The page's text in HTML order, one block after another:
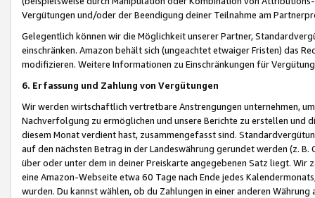
Vergütungen und/oder der Beendigung deiner Teilnahme am
Gelegentlich können wir die Möglichkeit unserer Partner,
einschränken. Amazon behält sich (ungeachtet etwaiger Fristen) das
modifizieren. Weitere Informationen zu Einschränkungen für
6. Erfassung und Zahlung von Vergütungen
Wir werden wirtschaftlich vertretbare Anstrengungen unternehmen,
Nachverfolgung zu ermöglichen und unsere Berichte zu erstellen und
diesem Monat verdient hast, zusammengefasst sind.
auf den nächsten Betrag in der Landeswährung gerundet werden (z.
über oder unter dem in deiner Preiskarte angegebenen Satz liegt.
eine Amazon-Webseite etwa 60 Tage nach Ende jedes
wurden. Du kannst wählen, ob du Zahlungen in einer anderen